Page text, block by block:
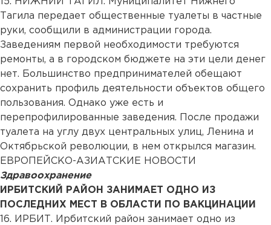
Тагила передает общественные туалеты в частные
руки, сообщили в администрации города.
Заведениям первой необходимости требуются
ремонты, а в городском бюджете на эти цели денег
нет. Большинство предпринимателей обещают
сохранить профиль деятельности объектов общего
пользования. Однако уже есть и
перепрофилированные заведения. После продажи
туалета на углу двух центральных улиц, Ленина и
Октябрьской революции, в нем открылся магазин.
ЕВРОПЕЙСКО-АЗИАТСКИЕ НОВОСТИ
Здравоохранение
ИРБИТСКИЙ РАЙОН ЗАНИМАЕТ ОДНО ИЗ
ПОСЛЕДНИХ МЕСТ В ОБЛАСТИ ПО ВАКЦИНАЦИИ
16. ИРБИТ. Ирбитский район занимает одно из